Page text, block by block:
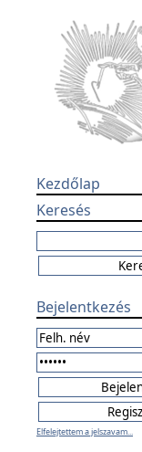
Kezdőlap
Keresés
Bejelentkezés
Elfelejtettem a jelszavam...